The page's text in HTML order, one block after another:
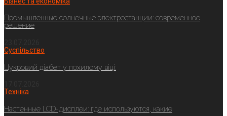
Промышленные солнечные электростанции: современное
решение
Суспільство
Цукровий діабет у похилому віці:
Техніка
Настенные LCD-дисплеи: где используются, какие